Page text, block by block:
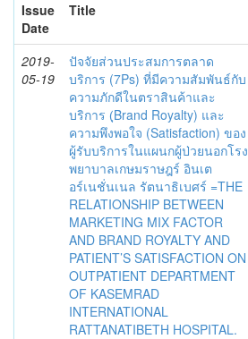
Issue
Date
Title
2019-
05-19
ปัจจัยส่วนประสมการตลาด
บริการ (7Ps) ที่มีความสัมพันธ์กับ
ความภักดีในตราสินค้าและ
บริการ (ฺBrand Royalty) และ
ความพึงพอใจ (Satisfaction) ของ
ผู้รับบริการในแผนกผู้ป่วยนอกโรง
พยาบาลเกษมราษฎร์ อินเต
อร์เนชั่นเนล รัตนาธิเบศร์ =THE
RELATIONSHIP BETWEEN
MARKETING MIX FACTOR
AND BRAND ROYALTY AND
PATIENT’S SATISFACTION ON
OUTPATIENT DEPARTMENT
OF KASEMRAD
INTERNATIONAL
RATTANATIBETH HOSPITAL.